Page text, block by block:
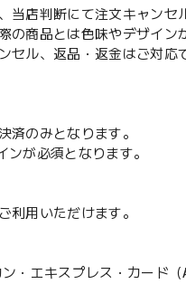
当店判断にて注文キャンセ
の商品とは色味やデザイン
セル、返品・返金はご対応
済のみとなります。
ンが必須となります。
利用いただけます。
エキスプレス・カード（